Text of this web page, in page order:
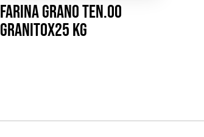
FARINA GRANO TEN.00
GRANITOx25 KG